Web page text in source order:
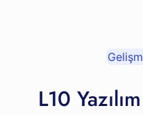
L10